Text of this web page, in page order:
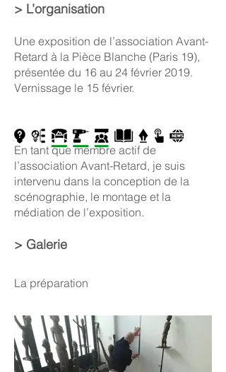
> L’organisation
Une exposition de l’association Avant-
Retard à la Pièce Blanche (Paris 19),
présentée du 16 au 24 février 2019.
Vernissage le 15 février.
En tant que membre actif de
l’association Avant-Retard, je suis
intervenu dans la conception de la
scénographie, le montage et la
médiation de l’exposition.
> Galerie
La préparation